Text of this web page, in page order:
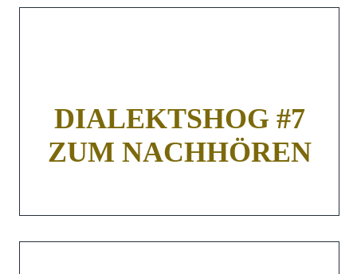
DIALEKTSHOG #7
ZUM NACHHÖREN